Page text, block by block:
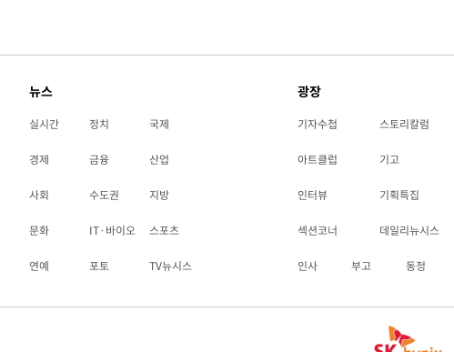
뉴스
실시간 정치 국제
경제 금융 산업
사회 수도권 지방
문화 IT·바이오 스포츠
연예 포토 TV뉴시스
광장
기자수첩 스토리칼럼
아트클럽 기고
인터뷰 기획특집
섹션코너 데일리뉴시스
인사 부고 동정